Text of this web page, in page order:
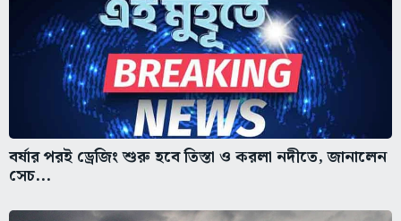
বর্ষার পরই ড্রেজিং শুরু হবে তিস্তা ও করলা নদীতে, জানালেন
সেচ...